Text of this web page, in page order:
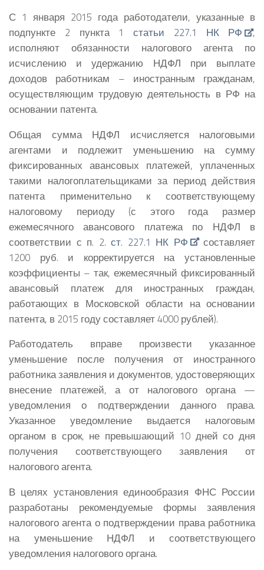
С 1 января 2015 года работодатели, указанные в
подпункте 2 пункта 1статьи 227.1 НК РФ
,
исполняют обязанности налогового агента по
исчислению и удержанию НДФЛ при выплате
доходов работникам – иностранным гражданам,
осуществляющим трудовую деятельность в РФ на
основании патента.
Общая сумма НДФЛ исчисляется налоговыми
агентами и подлежит уменьшению на сумму
фиксированных авансовых платежей, уплаченных
такими налогоплательщиками за период действия
патента применительно к соответствующему
налоговому периоду (с этого года размер
ежемесячного авансового платежа по НДФЛ в
соответствии с п. 2.ст. 227.1 НК РФ
составляет
1200 руб. и корректируется на установленные
коэффициенты – так, ежемесячный фиксированный
авансовый платеж для иностранных граждан,
работающих в Московской области на основании
патента, в 2015 году составляет 4000 рублей).
Работодатель вправе произвести указанное
уменьшение после получения от иностранного
работника заявления и документов, удостоверяющих
внесение платежей, а от налогового органа —
уведомления о подтверждении данного права.
Указанное уведомление выдается налоговым
органом в срок, не превышающий 10 дней со дня
получения соответствующего заявления от
налогового агента.
В целях установления единообразия ФНС России
разработаны рекомендуемые формы заявления
налогового агента о подтверждении права работника
на уменьшение НДФЛ и соответствующего
уведомления налогового органа.